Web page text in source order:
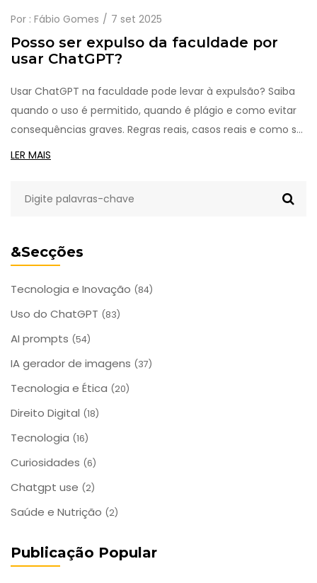
&Secções
Tecnologia e Inovação (84)
Uso do ChatGPT (83)
AI prompts (54)
IA gerador de imagens (37)
Tecnologia e Ética (20)
Direito Digital (18)
Tecnologia (16)
Curiosidades (6)
Chatgpt use (2)
Saúde e Nutrição (2)
Publicação Popular
Por : Fábio Gomes 7 set 2025
Posso ser expulso da faculdade por
usar ChatGPT?
Usar ChatGPT na faculdade pode levar à expulsão? Saiba
quando o uso é permitido, quando é plágio e como evitar
consequências graves. Regras reais, casos reais e como se
proteger.
LER MAIS